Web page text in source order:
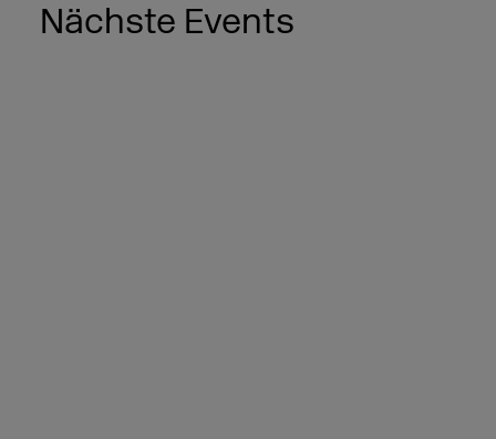
Nächste Events